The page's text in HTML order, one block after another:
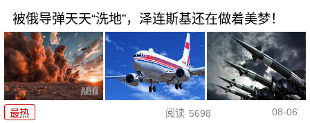
被俄导弹天天“洗地”，泽连斯基还在做着美梦！
最热 阅读 5698 08-06